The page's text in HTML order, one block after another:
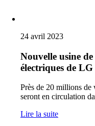
24 avril 2023
Nouvelle usine
électriques de
Près de 20 millions de
seront en circulation
Lire la suite